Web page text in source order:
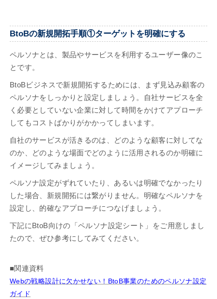
BtoBの新規開拓手順①ターゲットを明確にする
ペルソナとは、製品やサービスを利用するユーザー像のこ
とです。
BtoBビジネスで新規開拓するためには、まず見込み顧客の
ペルソナをしっかりと設定しましょう。自社サービスを全
く必要としていない企業に対して時間をかけてアプローチ
してもコストばかりがかかってしまいます。
自社のサービスが活きるのは、どのような顧客に対してな
のか、どのような場面でどのように活用されるのか明確に
イメージしてみましょう。
ペルソナ設定がずれていたり、あるいは明確でなかったり
した場合、新規開拓には繋がりません。明確なペルソナを
設定し、的確なアプローチにつなげましょう。
下記にBtoB向けの「ペルソナ設定シート」をご用意しまし
たので、ぜひ参考にしてみてください。
■関連資料
Webの戦略設計に欠かせない！BtoB事業のためのペルソナ設定
ガイド